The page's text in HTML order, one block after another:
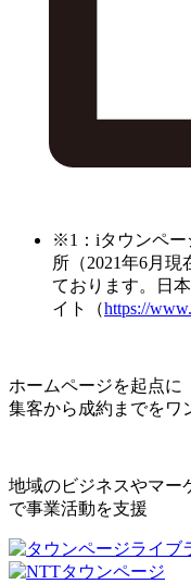
※1：iタウンペー
所（2021年6月
ております。日
イト（https://
ホームページを起点に
集客から成約までをワ
地域のビジネスやマー
で事業活動を支援